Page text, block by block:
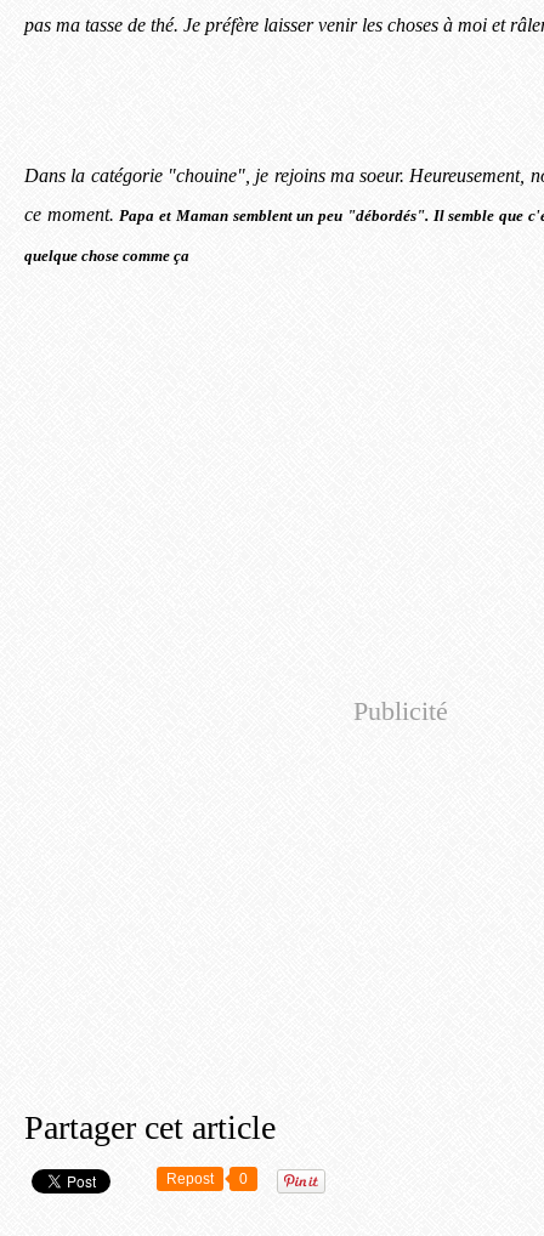
pas ma tasse de thé. Je préfère laisser venir les choses à moi et
Dans la catégorie "chouine", je rejoins ma soeur. Heureusement,
ce moment. Papa et Maman semblent un peu "débordés". Il semble que
quelque chose comme ça
Publicité
Partager cet article
Repost 0